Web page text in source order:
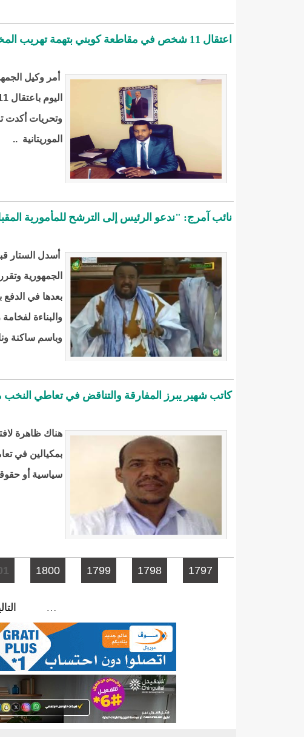
اعتقال 11 شخص في مقاطعة كوبني بتهمة تهريب المخدرات
أمر وكيل
وتحريات أكدت
الموريتانية ..
نائب آمرج: "ندعو الرئيس إلى الترشح للمأمورية
أسدل الستار
الجمهورية
بعدها في
والبناءة
وباسم ساكنة
كاتب شهير يبرز المفارقة والتناقض في تعاطي
هناك ظاهرة
بمكيالين في
سياسية أو
الصفحات
1797
1798
1799
1800
…